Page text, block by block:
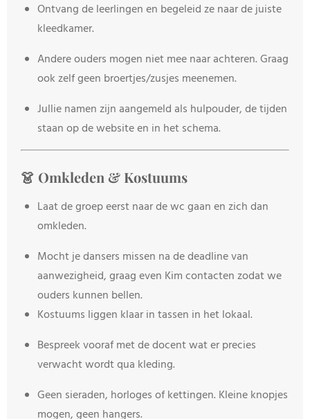
Ontvang de leerlingen en begeleid ze naar de juiste
kleedkamer.
Andere ouders mogen niet mee naar achteren. Graag
ook zelf geen broertjes/zusjes meenemen.
Jullie namen zijn aangemeld als hulpouder, de tijden
staan op de website en in het schema.
👗 Omkleden & Kostuums
Laat de groep eerst naar de wc gaan en zich dan
omkleden.
Mocht je dansers missen na de deadline van
aanwezigheid, graag even Kim contacten zodat we
ouders kunnen bellen.
Kostuums liggen klaar in tassen in het lokaal.
Bespreek vooraf met de docent wat er precies
verwacht wordt qua kleding.
Geen sieraden, horloges of kettingen. Kleine knopjes
mogen, geen hangers.